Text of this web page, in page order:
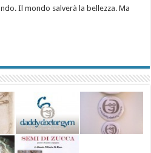
Il mondo salverà la bellezza. Ma